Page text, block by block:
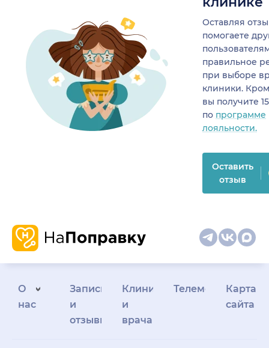
Оставляя
помогаете
правильное
при выборе
клиники.
вы получите
по программе
лояльности.
Оставить
отзыв
О
нас
Запись
и
отзывы
Клиникам
и
врачам
Телемедицина
Карта
сайта